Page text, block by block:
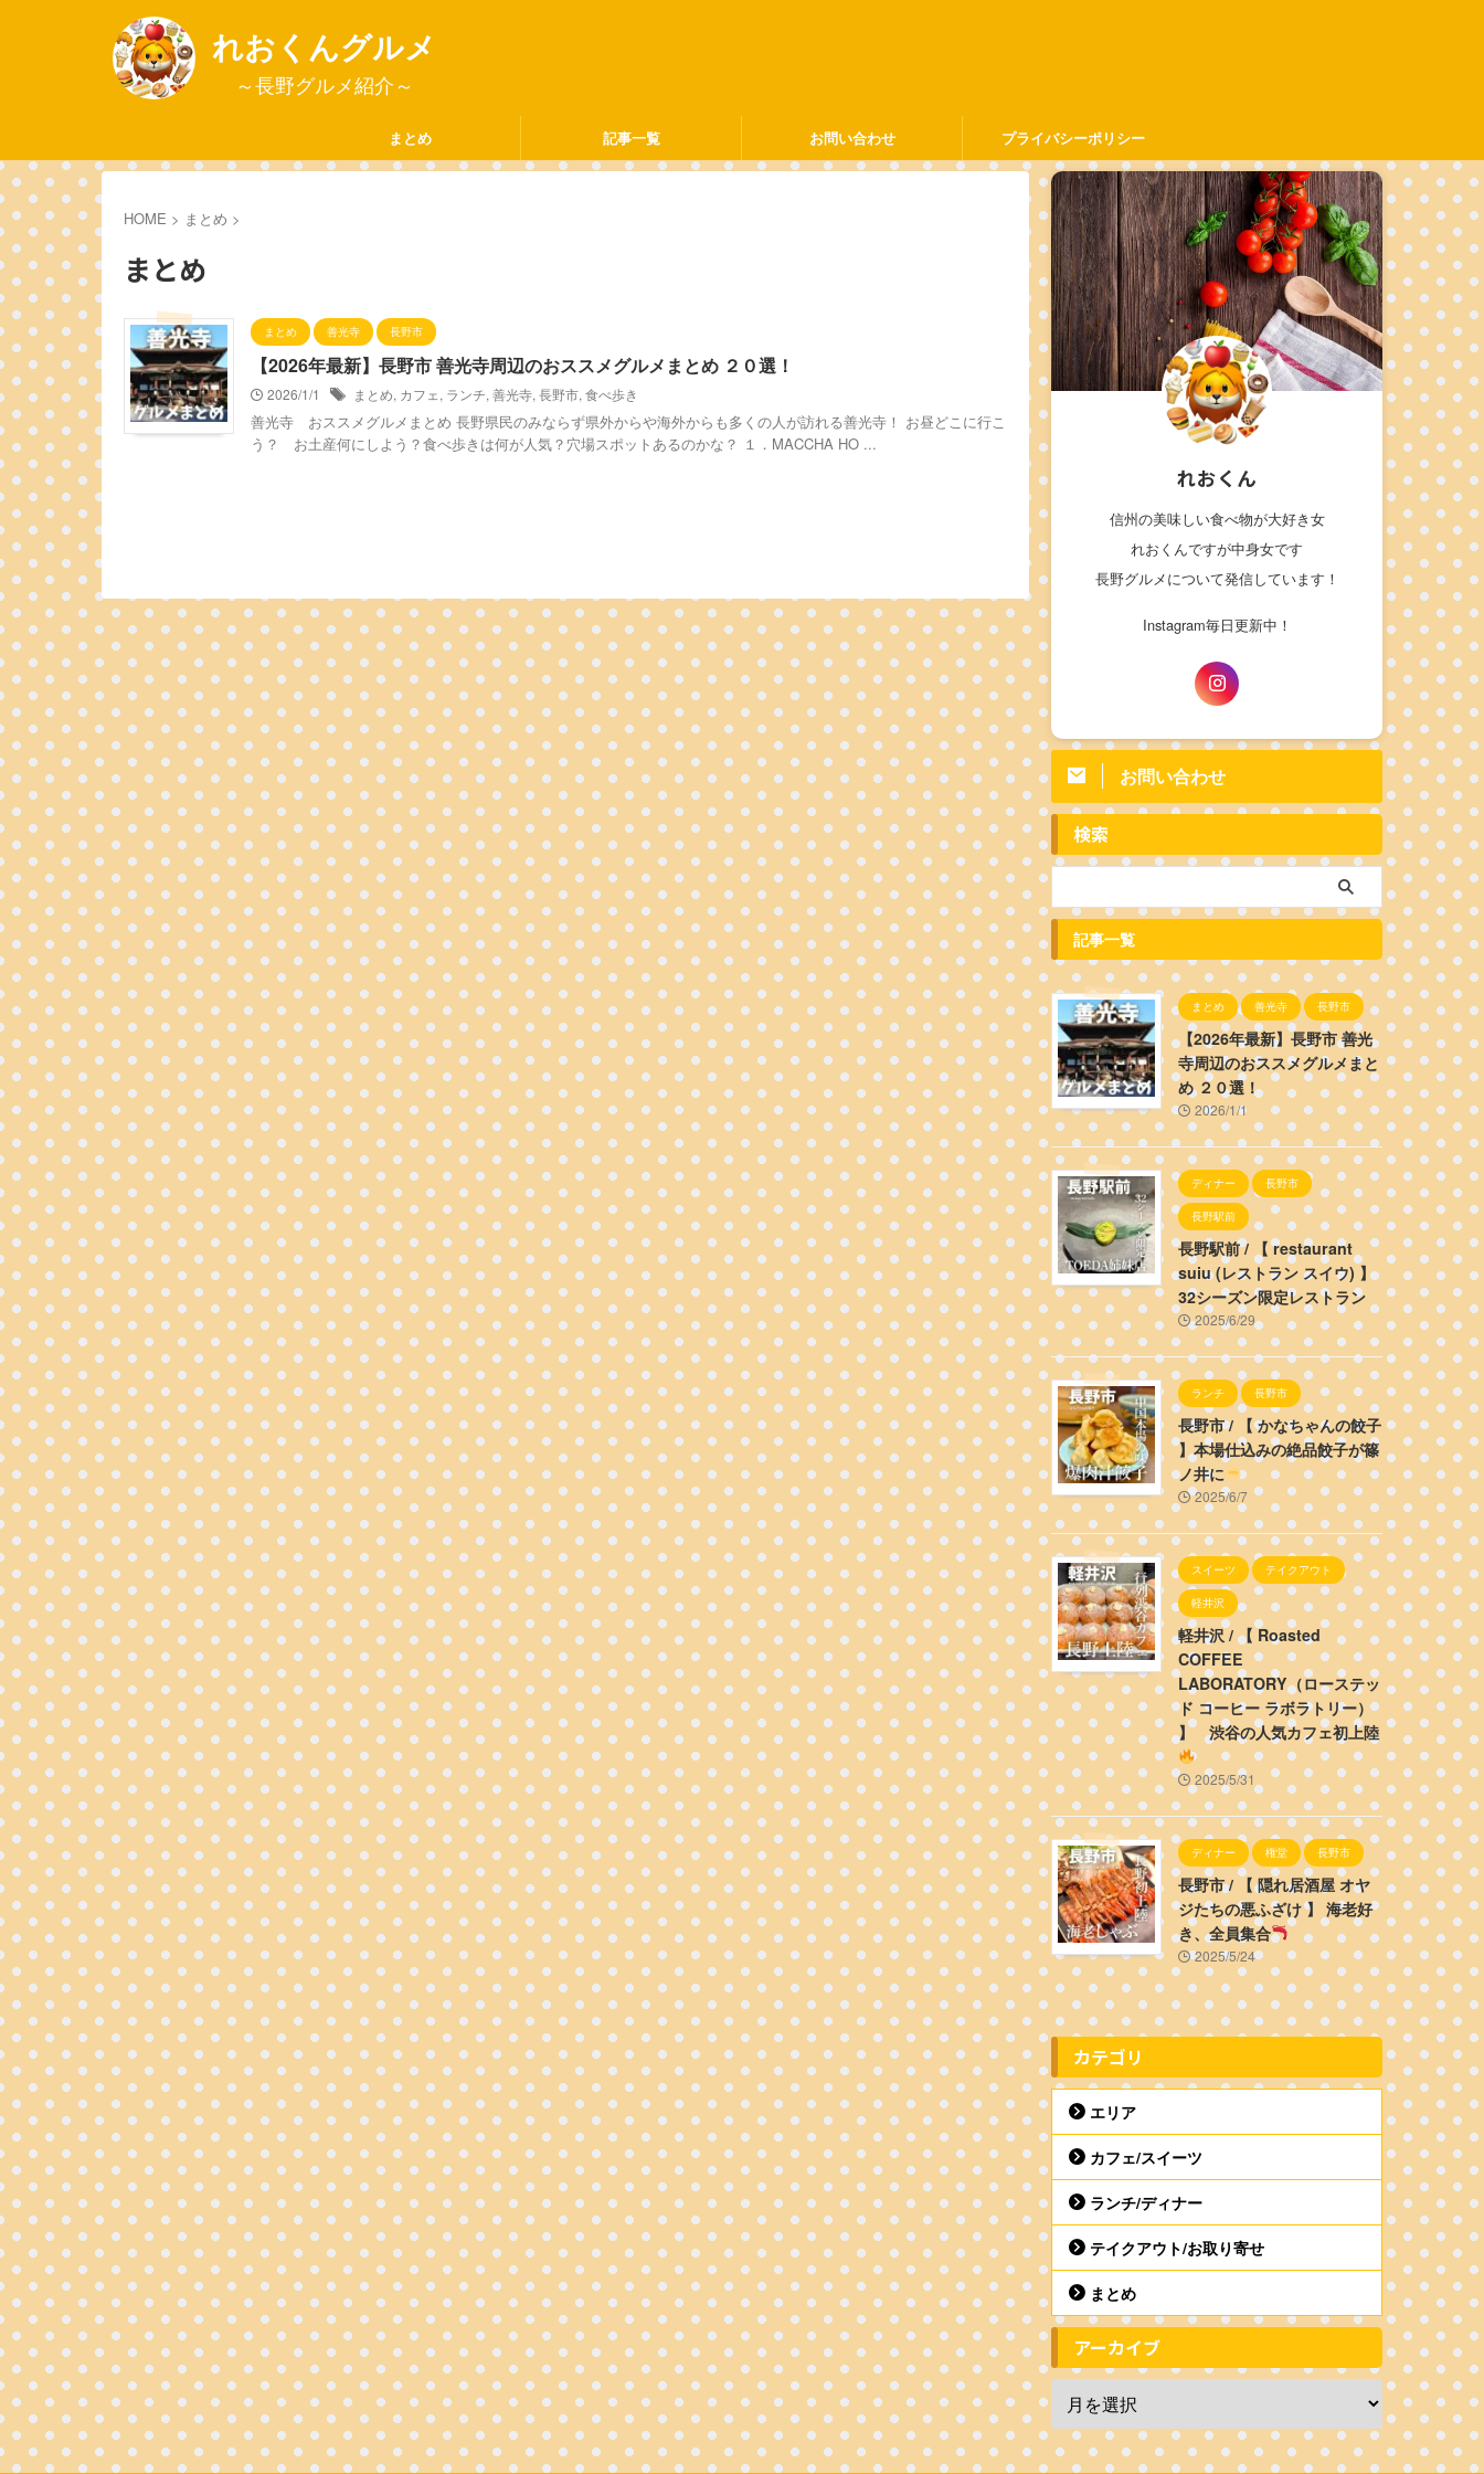
れおくんグルメ
～長野グルメ紹介～
まとめ 記事一覧 お問い合わせ プライバシーポリシー
HOME > まとめ >
まとめ
まとめ 善光寺 長野市
【2026年最新】長野市 善光寺周辺のおススメグルメまとめ ２０選！
2026/1/1 まとめ, カフェ, ランチ, 善光寺, 長野市, 食べ歩き
善光寺 おススメグルメまとめ 長野県民のみならず県外からや海外からも多くの人が訪れる善光寺！ お昼どこに行こ
う？ お土産何にしよう？食べ歩きは何が人気？穴場スポットあるのかな？ １．MACCHA HO ...
れおくん
信州の美味しい食べ物が大好き女
れおくんですが中身女です
長野グルメについて発信しています！
Instagram毎日更新中！
お問い合わせ
検索
記事一覧
まとめ 善光寺 長野市
【2026年最新】長野市 善光
寺周辺のおススメグルメまと
め ２０選！
2026/1/1
ディナー 長野市
長野駅前
長野駅前 / 【 restaurant
suiu (レストラン スイウ) 】
32シーズン限定レストラン
2025/6/29
ランチ 長野市
長野市 / 【 かなちゃんの餃子
】本場仕込みの絶品餃子が篠
ノ井に
2025/6/7
スイーツ テイクアウト
軽井沢
軽井沢 / 【 Roasted
COFFEE
LABORATORY（ローステッ
ド コーヒー ラボラトリー）
】 渋谷の人気カフェ初上陸
2025/5/31
ディナー 権堂 長野市
長野市 / 【 隠れ居酒屋 オヤ
ジたちの悪ふざけ 】 海老好
き、全員集合
2025/5/24
カテゴリ
エリア
カフェ/スイーツ
ランチ/ディナー
テイクアウト/お取り寄せ
まとめ
アーカイブ